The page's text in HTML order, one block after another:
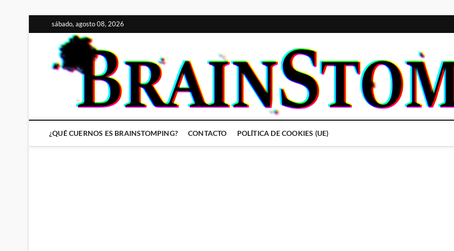
al
contenido
sábado, agosto 08, 2026
¿QUÉ CUERNOS ES BRAINSTOMPING? CONTACTO POLÍTICA DE COOKIES (UE)